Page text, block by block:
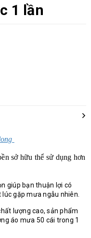
1 lần
sở hữu thể sử dụng hơn
giúp bạn thuận lợi có
gặp mưa ngẫu nhiên.
lượng cao, sản phẩm
áo mưa 50 cái trong 1